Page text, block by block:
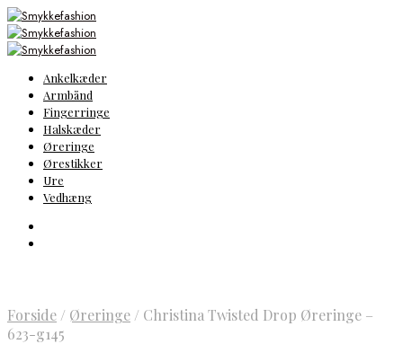
Ankelkæder
Armbånd
Fingerringe
Halskæder
Øreringe
Ørestikker
Ure
Vedhæng
Forside / Øreringe / Christina Twisted Drop Øreringe –
623-g145